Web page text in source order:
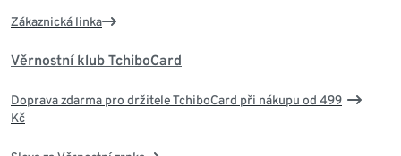
Zákaznická linka
Věrnostní klub TchiboCard
Doprava zdarma pro držitele TchiboCard při nákupu od 499
Kč